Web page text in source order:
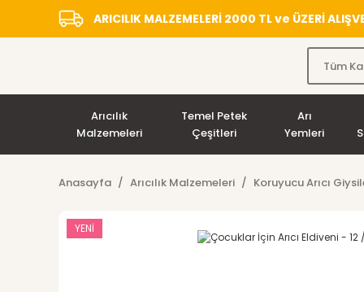
ARICILIK MALZEMELERİ 2000 TL ve ÜZERİ
Arıcılık
Malzemeleri
Temel Petek
Çeşitleri
Arı
Yemleri
Anasayfa Arıcılık Malzemeleri Koruyucu Arıcı
YENİ